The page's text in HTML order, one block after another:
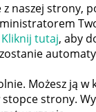
naszej strony,
Kliknij tutaj, aby
Możesz ją w
stopce strony.
Jak je